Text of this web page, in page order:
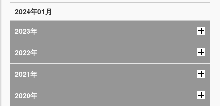
2024年01月
2023年
2022年
2021年
2020年